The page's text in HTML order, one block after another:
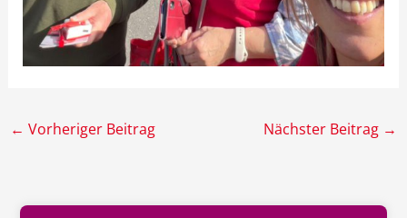
← Vorheriger Beitrag Nächster Beitrag →